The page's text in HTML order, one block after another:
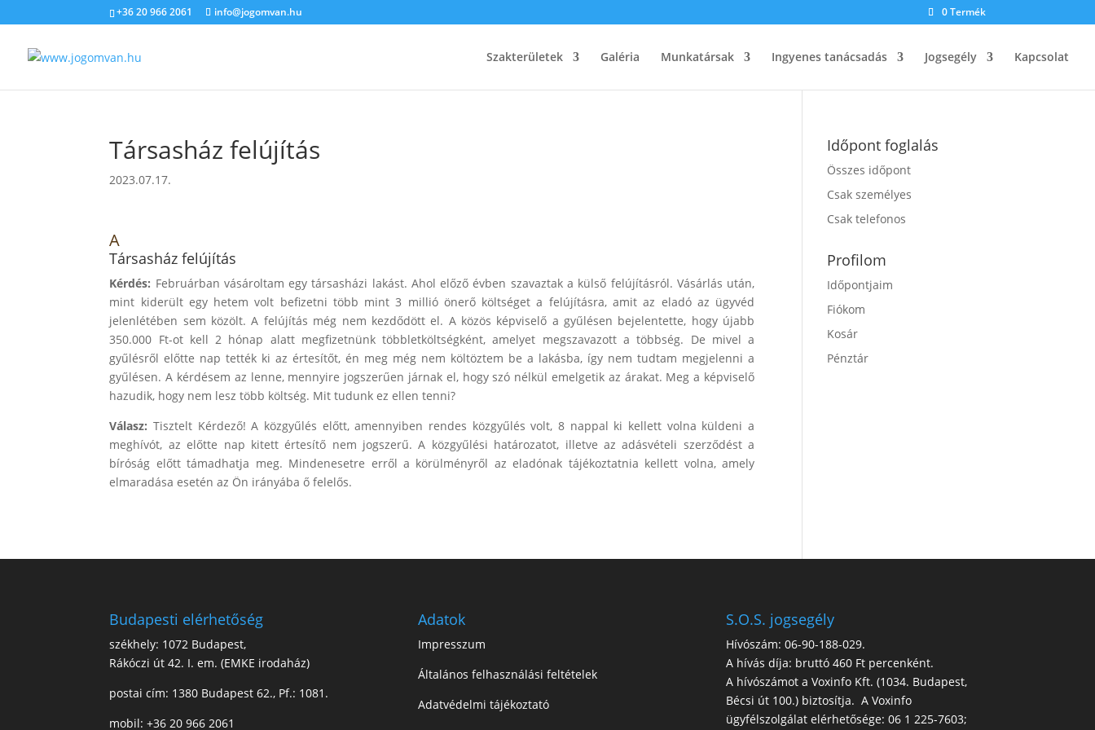
+36 20 966 2061 info@jogomvan.hu 0 Termék
Szakterületek Galéria Munkatársak Ingyenes tanácsadás Jogsegély Kapcsolat
Társasház felújítás
2023.07.17.
A
Társasház felújítás
Kérdés: Februárban vásároltam egy társasházi lakást. Ahol előző évben szavaztak a külső felújításról. Vásárlás után,
mint kiderült egy hetem volt befizetni több mint 3 millió önerő költséget a felújításra, amit az eladó az ügyvéd
jelenlétében sem közölt. A felújítás még nem kezdődött el. A közös képviselő a gyűlésen bejelentette, hogy újabb
350.000 Ft-ot kell 2 hónap alatt megfizetnünk többletköltségként, amelyet megszavazott a többség. De mivel a
gyűlésről előtte nap tették ki az értesítőt, én meg még nem költöztem be a lakásba, így nem tudtam megjelenni a
gyűlésen. A kérdésem az lenne, mennyire jogszerűen járnak el, hogy szó nélkül emelgetik az árakat. Meg a képviselő
hazudik, hogy nem lesz több költség. Mit tudunk ez ellen tenni?
Válasz: Tisztelt Kérdező! A közgyűlés előtt, amennyiben rendes közgyűlés volt, 8 nappal ki kellett volna küldeni a
meghívót, az előtte nap kitett értesítő nem jogszerű. A közgyűlési határozatot, illetve az adásvételi szerződést a
bíróság előtt támadhatja meg. Mindenesetre erről a körülményről az eladónak tájékoztatnia kellett volna, amely
elmaradása esetén az Ön irányába ő felelős.
Időpont foglalás
Összes időpont
Csak személyes
Csak telefonos
Profilom
Időpontjaim
Fiókom
Kosár
Pénztár
Budapesti elérhetőség
székhely: 1072 Budapest,
Rákóczi út 42. I. em. (EMKE irodaház)
postai cím: 1380 Budapest 62., Pf.: 1081.
mobil: +36 20 966 2061
Adatok
Impresszum
Általános felhasználási feltételek
Adatvédelmi tájékoztató
S.O.S. jogsegély
Hívószám: 06-90-188-029.
A hívás díja: bruttó 460 Ft percenként.
A hívószámot a Voxinfo Kft. (1034. Budapest,
Bécsi út 100.) biztosítja. A Voxinfo
ügyfélszolgálat elérhetősége: 06 1 225-7603;